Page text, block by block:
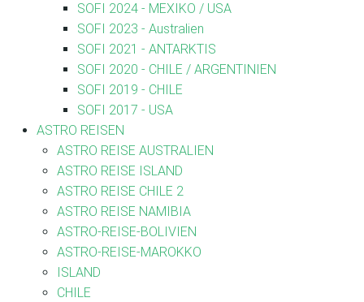
SOFI 2024 - MEXIKO / USA
SOFI 2023 - Australien
SOFI 2021 - ANTARKTIS
SOFI 2020 - CHILE / ARGENTINIEN
SOFI 2019 - CHILE
SOFI 2017 - USA
ASTRO REISEN
ASTRO REISE AUSTRALIEN
ASTRO REISE ISLAND
ASTRO REISE CHILE 2
ASTRO REISE NAMIBIA
ASTRO-REISE-BOLIVIEN
ASTRO-REISE-MAROKKO
ISLAND
CHILE